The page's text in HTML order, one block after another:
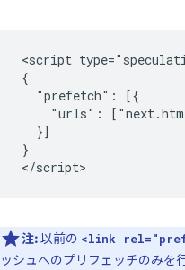
<script
{
  "prefetch": [{
"urls":
  }]
}
注:以前の <link
ッシュへのプリフェッチのみを